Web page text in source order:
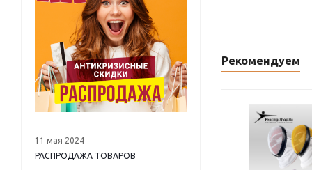
Рекомендуем
11 мая 2024
РАСПРОДАЖА ТОВАРОВ